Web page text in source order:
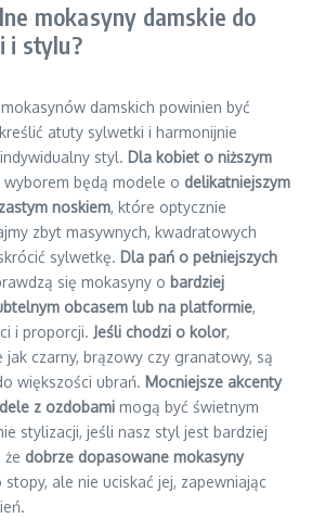
mokasyny damskie do
i stylu?
damskich powinien być
atuty sylwetki i harmonijnie
styl. Dla kobiet o niższym
wyborem będą modele o delikatniejszym
noskiem, które optycznie
zbyt masywnych, kwadratowych
sylwetkę. Dla pań o pełniejszych
się mokasyny o bardziej
obcasem lub na platformie,
i proporcji. Jeśli chodzi o kolor,
jak czarny, brązowy czy granatowy, są
większości ubrań. Mocniejsze akcenty
z ozdobami mogą być świetnym
stylizacji, jeśli nasz styl jest bardziej
że dobrze dopasowane mokasyny
ale nie uciskać jej, zapewniając